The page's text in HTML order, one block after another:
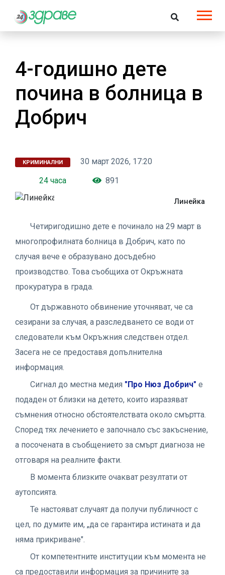
4-годишно дете
почина в болница в
Добрич
КРИМИНАЛНИ
30 март 2026, 17:20
24 часа
891
Линейка
Четиригодишно дете е починало на 29 март в
многопрофилната болница в Добрич, като по
случая вече е образувано досъдебно
производство. Това съобщиха от Окръжната
прокуратура в града.
От държавното обвинение уточняват, че са
сезирани за случая, а разследването се води от
следователи към Окръжния следствен отдел.
Засега не се предоставя допълнителна
информация.
Сигнал до местна медия "Про Нюз Добрич" е
подаден от близки на детето, които изразяват
съмнения относно обстоятелствата около смъртта.
Според тях лечението е започнало със закъснение,
а посочената в съобщението за смърт диагноза не
отговаря на реалните факти.
В момента близките очакват резултати от
аутопсията.
Те настояват случаят да получи публичност с
цел, по думите им, „да се гарантира истината и да
няма прикриване".
От компетентните институции към момента не
са предоставили информация за причините за